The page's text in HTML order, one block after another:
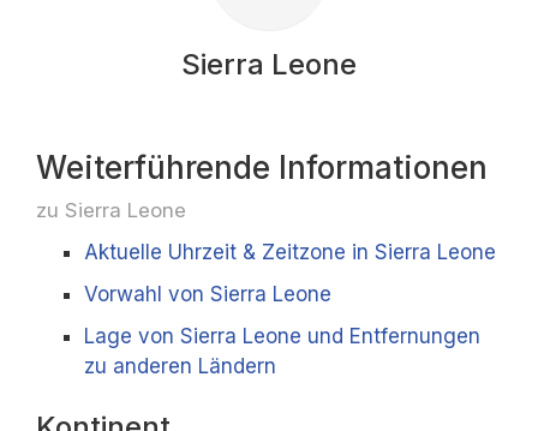
Sierra Leone
Weiterführende Informationen
zu Sierra Leone
Aktuelle Uhrzeit & Zeitzone in Sierra Leone
Vorwahl von Sierra Leone
Lage von Sierra Leone und Entfernungen
zu anderen Ländern